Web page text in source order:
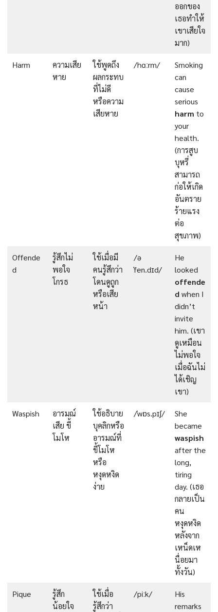
ออกของ
เธอทำให้
เขาเสียใจ
มาก)
Harm
ความเสีย
หาย
ใช้พูดถึง
ผลกระทบ
ที่ไม่ดี
หรือความ
เสียหาย
/hɑːrm/
Smoking
can
cause
serious
harm to
your
health.
(การสูบ
บุหรี่
สามารถ
ก่อให้เกิด
อันตราย
ร้ายแรง
ต่อ
สุขภาพ)
Offende
d
รู้สึกไม่
พอใจ
โกรธ
ใช้เมื่อมี
คนรู้สึกว่า
โดนดูถูก
หรือเสีย
หน้า
/ə
ˈfen.dɪd/
He
looked
offende
d when I
didn’t
invite
him. (เขา
ดูเหมือน
ไม่พอใจ
เมื่อฉันไม่
ได้เชิญ
เขา)
Waspish
อารมณ์
เสีย ขี้
โมโห
ใช้อธิบาย
บุคลิกหรือ
อารมณ์ที่
ขี้โมโห
หรือ
หงุดหงิด
ง่าย
/ˈwɒs.pɪʃ/
She
became
waspish
after the
long,
tiring
day. (เธอ
กลายเป็น
คน
หงุดหงิด
หลังจาก
เหน็ดเห
นื่อยมา
ทั้งวัน)
Pique
รู้สึก
น้อยใจ
ใช้เมื่อ
รู้สึกว่า
/piːk/
His
remarks